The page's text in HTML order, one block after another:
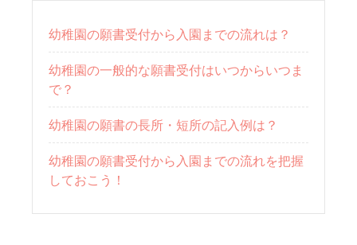
幼稚園の願書受付から入園までの流れは？
幼稚園の一般的な願書受付はいつからいつま
で？
幼稚園の願書の長所・短所の記入例は？
幼稚園の願書受付から入園までの流れを把握
しておこう！